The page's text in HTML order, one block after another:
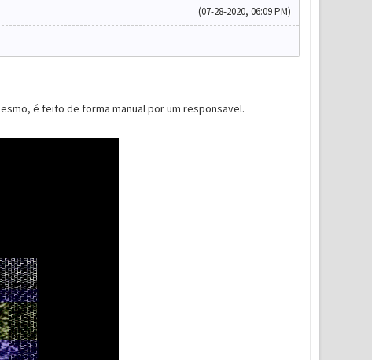
(07-28-2020, 06:09 PM)
é feito de forma manual por um responsavel.